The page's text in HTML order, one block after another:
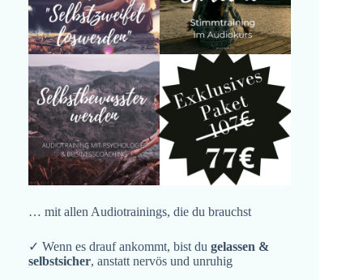
… mit allen Audiotrainings, die du brauchst
✓ Wenn es drauf ankommt, bist du gelassen &
selbstsicher, anstatt nervös und unruhig